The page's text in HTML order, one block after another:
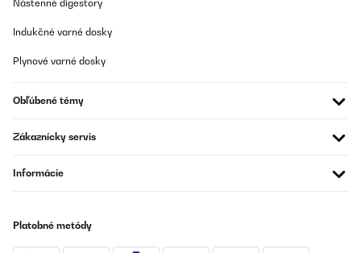
Nástenné digestory
Indukčné varné dosky
Plynové varné dosky
Obľúbené témy
Zákaznícky servis
Informácie
Platobné metódy